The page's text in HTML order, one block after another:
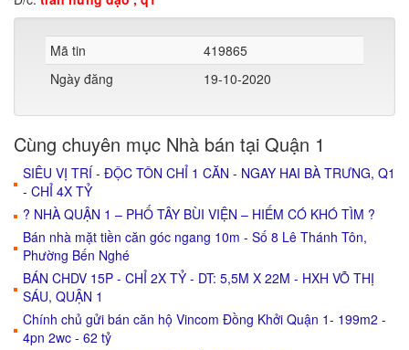
Mã tin
419865
Ngày đăng
19-10-2020
Cùng chuyên mục Nhà bán tại Quận 1
SIÊU VỊ TRÍ - ĐỘC TÔN CHỈ 1 CĂN - NGAY HAI BÀ TRƯNG, Q1
- CHỈ 4X TỶ
? NHÀ QUẬN 1 – PHỐ TÂY BÙI VIỆN – HIẾM CÓ KHÓ TÌM ?
Bán nhà mặt tiền căn góc ngang 10m - Số 8 Lê Thánh Tôn,
Phường Bến Nghé
BÁN CHDV 15P - CHỈ 2X TỶ - DT: 5,5M X 22M - HXH VÕ THỊ
SÁU, QUẬN 1
Chính chủ gửi bán căn hộ Vincom Đồng Khởi Quận 1- 199m2 -
4pn 2wc - 62 tỷ